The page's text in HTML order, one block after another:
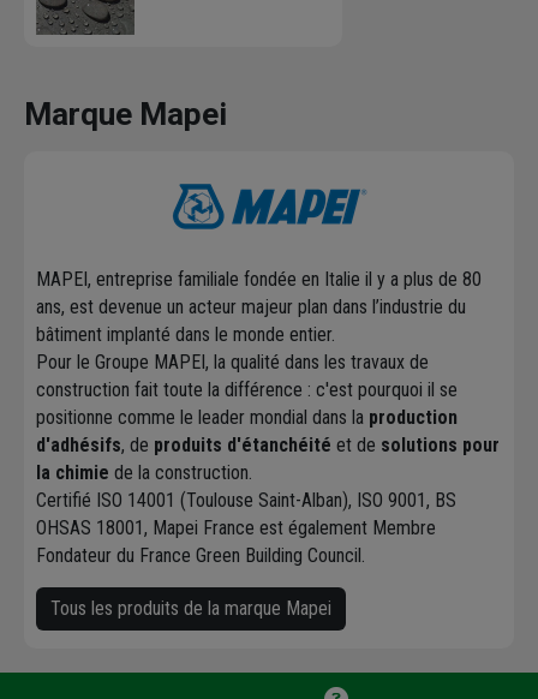
Marque Mapei
MAPEI, entreprise familiale fondée en Italie il y a plus de 80
ans, est devenue un acteur majeur plan dans l’industrie du
bâtiment implanté dans le monde entier.
Pour le Groupe MAPEI, la qualité dans les travaux de
construction fait toute la différence : c'est pourquoi il se
positionne comme le leader mondial dans la production
d'adhésifs, de produits d'étanchéité et de solutions pour
la chimie de la construction.
Certifié ISO 14001 (Toulouse Saint-Alban), ISO 9001, BS
OHSAS 18001, Mapei France est également Membre
Fondateur du France Green Building Council.
Tous les produits de la marque Mapei